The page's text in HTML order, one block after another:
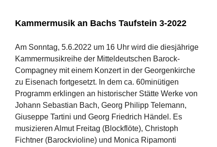
Kammermusik an Bachs Taufstein 3-2022
Am Sonntag, 5.6.2022 um 16 Uhr wird die diesjährige
Kammermusikreihe der Mitteldeutschen Barock-
Compagney mit einem Konzert in der Georgenkirche
zu Eisenach fortgesetzt. In dem ca. 60minütigen
Programm erklingen an historischer Stätte Werke von
Johann Sebastian Bach, Georg Philipp Telemann,
Giuseppe Tartini und Georg Friedrich Händel. Es
musizieren Almut Freitag (Blockflöte), Christoph
Fichtner (Barockvioline) und Monica Ripamonti